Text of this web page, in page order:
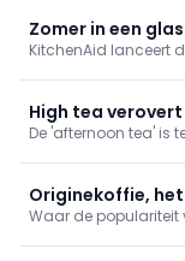
Zomer in een
ijskoffiefunctie
KitchenAid lanceert
melksysteem.
Verkrijgbaar vanaf
High tea
De 'afternoon tea' is
smelten Britse
iconische Franse
Originekoffie,
Waar de populariteit